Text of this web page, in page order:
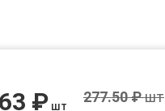
₽ шт
277.50 ₽шт